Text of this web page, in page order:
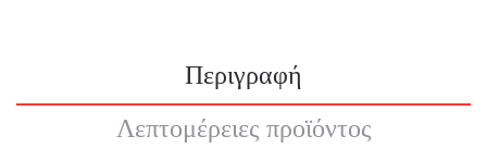
Περιγραφή
Λεπτομέρειες προϊόντος